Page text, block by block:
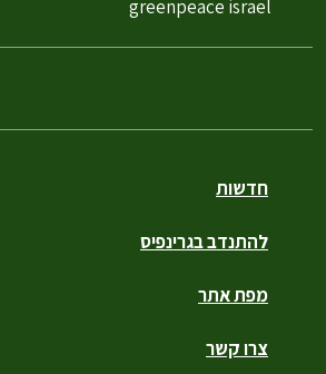
חדשות
להתנדב בגרינפיס
מפת אתר
צרו קשר